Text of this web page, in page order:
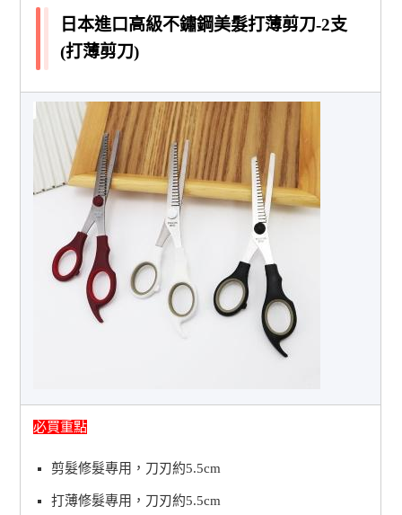
日本進口高級不鏽鋼美髮打薄剪刀-2支
(打薄剪刀)
必買重點
剪髮修髮專用，刀刃約5.5cm
打薄修髮專用，刀刃約5.5cm